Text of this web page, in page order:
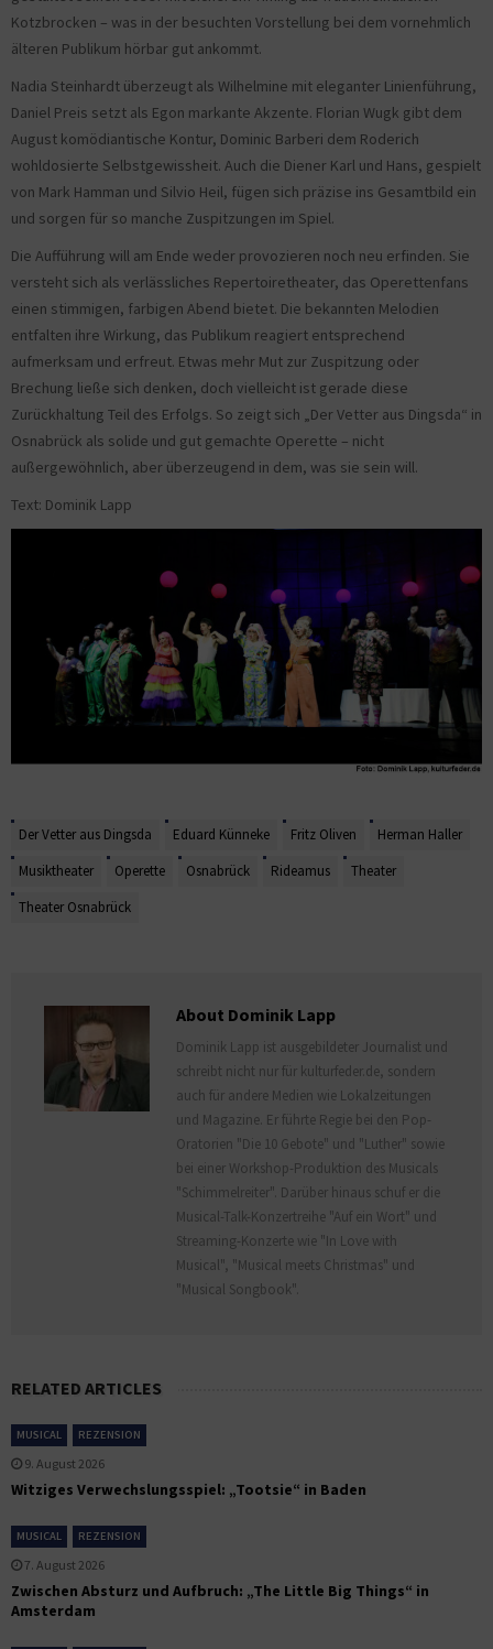
Kotzbrocken – was in der besuchten Vorstellung bei dem vornehmlich
älteren Publikum hörbar gut ankommt.
Nadia Steinhardt überzeugt als Wilhelmine mit eleganter Linienführung,
Daniel Preis setzt als Egon markante Akzente. Florian Wugk gibt dem
August komödiantische Kontur, Dominic Barberi dem Roderich
wohldosierte Selbstgewissheit. Auch die Diener Karl und Hans, gespielt
von Mark Hamman und Silvio Heil, fügen sich präzise ins Gesamtbild ein
und sorgen für so manche Zuspitzungen im Spiel.
Die Aufführung will am Ende weder provozieren noch neu erfinden. Sie
versteht sich als verlässliches Repertoiretheater, das Operettenfans
einen stimmigen, farbigen Abend bietet. Die bekannten Melodien
entfalten ihre Wirkung, das Publikum reagiert entsprechend
aufmerksam und erfreut. Etwas mehr Mut zur Zuspitzung oder
Brechung ließe sich denken, doch vielleicht ist gerade diese
Zurückhaltung Teil des Erfolgs. So zeigt sich „Der Vetter aus Dingsda“ in
Osnabrück als solide und gut gemachte Operette – nicht
außergewöhnlich, aber überzeugend in dem, was sie sein will.
Text: Dominik Lapp
Der Vetter aus Dingsda Eduard Künneke Fritz Oliven
Herman Haller
Musiktheater
Operette Osnabrück Rideamus
Theater
Theater Osnabrück
About Dominik Lapp
Dominik Lapp ist ausgebildeter Journalist und
schreibt nicht nur für kulturfeder.de, sondern
auch für andere Medien wie Lokalzeitungen
und Magazine. Er führte Regie bei den Pop-
Oratorien "Die 10 Gebote" und "Luther" sowie
bei einer Workshop-Produktion des Musicals
"Schimmelreiter". Darüber hinaus schuf er die
Musical-Talk-Konzertreihe "Auf ein Wort" und
Streaming-Konzerte wie "In Love with
Musical", "Musical meets Christmas" und
"Musical Songbook".
RELATED ARTICLES
MUSICAL REZENSION
9. August 2026
Witziges Verwechslungsspiel: „Tootsie“ in Baden
MUSICAL REZENSION
7. August 2026
Zwischen Absturz und Aufbruch: „The Little Big Things“ in
Amsterdam